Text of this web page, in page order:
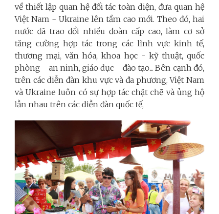
về thiết lập quan hệ đối tác toàn diện, đưa quan hệ
Việt Nam - Ukraine lên tầm cao mới. Theo đó, hai
nước đã trao đổi nhiều đoàn cấp cao, làm cơ sở
tăng cường hợp tác trong các lĩnh vực kinh tế,
thương mại, văn hóa, khoa học - kỹ thuật, quốc
phòng - an ninh, giáo dục - đào tạo... Bên cạnh đó,
trên các diễn đàn khu vực và đa phương, Việt Nam
và Ukraine luôn có sự hợp tác chặt chẽ và ủng hộ
lẫn nhau trên các diễn đàn quốc tế,